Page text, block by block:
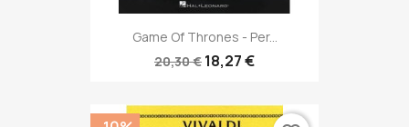
Game Of Thrones - Per...
20,30 € 18,27 €